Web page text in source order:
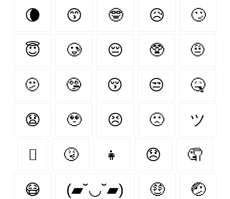
🌘 😙 🤓 😥 🙄
😇 🥲 😔 🥸 🤨
🫤 🤥 😚 😒 🤒
😧 🥹 😣 🙁 ツ
🫩 🤧 👧 😞 🤦‍
😷 (▰˘◡˘▰) 🤑 🤕